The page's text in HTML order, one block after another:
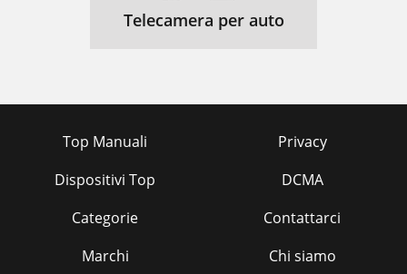
Telecamera per auto
Top Manuali
Dispositivi Top
Categorie
Marchi
Privacy
DCMA
Contattarci
Chi siamo